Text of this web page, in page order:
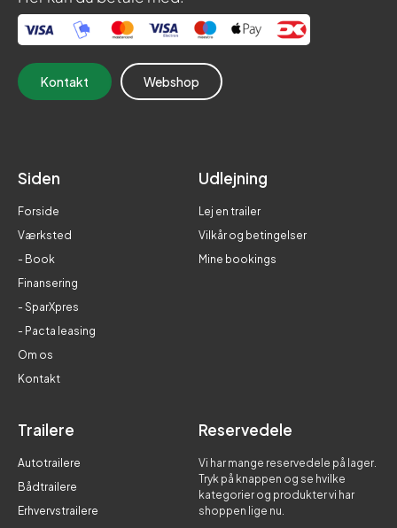
Kontakt Webshop
Siden
Forside
Værksted
- Book
Finansering
- SparXpres
- Pacta leasing
Om os
Kontakt
Udlejning
Lej en trailer
Vilkår og betingelser
Mine bookings
Trailere
Autotrailere
Bådtrailere
Erhvervstrailere
Reservedele
Vi har mange reservedele på lager.
Tryk på knappen og se hvilke
kategorier og produkter vi har
shoppen lige nu.